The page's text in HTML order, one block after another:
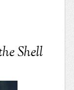
Shell